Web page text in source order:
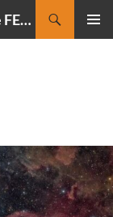
CIELMANIA : le blog de Jean-Baptiste FELDMANN, photographe du ciel